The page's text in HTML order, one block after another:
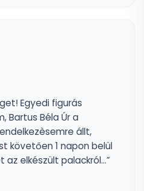
Egyedi figurás
Bartus Béla Úr a
állt,
követően 1 napon belül
elkészült palackról...”